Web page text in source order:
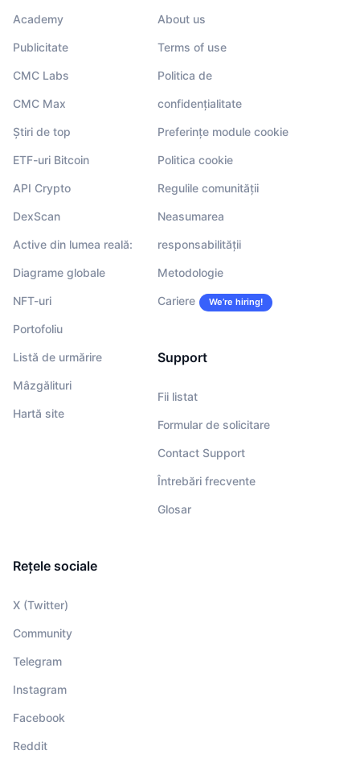
Academy
Publicitate
CMC Labs
CMC Max
Știri de top
ETF-uri Bitcoin
API Crypto
DexScan
Active din lumea reală:
Diagrame globale
NFT-uri
Portofoliu
Listă de urmărire
Mâzgălituri
Hartă site
About us
Terms of use
Politica de
confidențialitate
Preferințe module cookie
Politica cookie
Regulile comunității
Neasumarea
responsabilității
Metodologie
Cariere We’re hiring!
Support
Fii listat
Formular de solicitare
Contact Support
Întrebări frecvente
Glosar
Rețele sociale
X (Twitter)
Community
Telegram
Instagram
Facebook
Reddit